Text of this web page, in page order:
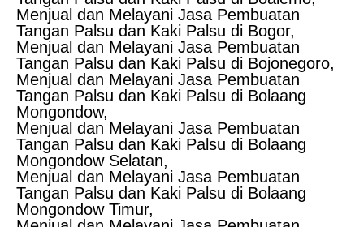
Menjual dan Melayani Jasa Pembuatan
Tangan Palsu dan Kaki Palsu di Bogor,
Menjual dan Melayani Jasa Pembuatan
Tangan Palsu dan Kaki Palsu di Bojonegoro,
Menjual dan Melayani Jasa Pembuatan
Tangan Palsu dan Kaki Palsu di Bolaang
Mongondow,
Menjual dan Melayani Jasa Pembuatan
Tangan Palsu dan Kaki Palsu di Bolaang
Mongondow Selatan,
Menjual dan Melayani Jasa Pembuatan
Tangan Palsu dan Kaki Palsu di Bolaang
Mongondow Timur,